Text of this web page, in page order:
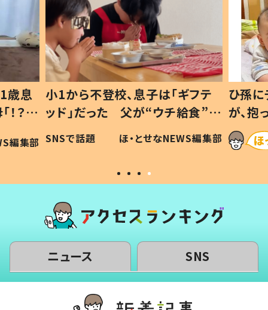
歳息
？」
編集部
小1から不登校、息子は「ギフテ
ッド」だった 父が“ウチ給食”を
作り続ける理由とは #令和の親
#令和の子
SNSで話題 ほ・とせなNEWS編集部
ひ孫
が、
「涙が
い」
ニュース SNS